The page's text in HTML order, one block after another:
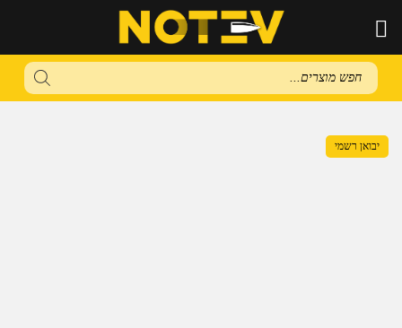
Products
search
יבואן רשמי